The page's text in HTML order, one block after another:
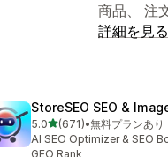
商品、 注
詳細を見る
StoreSEO SEO &
5.05つ星中
(671)
合計レビュー数：671件
•無料プランあり
AI SEO Optimizer & SEO
GEO Rank